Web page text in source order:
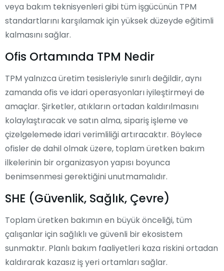
veya bakım teknisyenleri gibi tüm işgücünün TPM
standartlarını karşılamak için yüksek düzeyde eğitimli
kalmasını sağlar.
Ofis Ortamında TPM Nedir
TPM yalnızca üretim tesisleriyle sınırlı değildir, aynı
zamanda ofis ve idari operasyonları iyileştirmeyi de
amaçlar. Şirketler, atıkların ortadan kaldırılmasını
kolaylaştıracak ve satın alma, sipariş işleme ve
çizelgelemede idari verimliliği artıracaktır. Böylece
ofisler de dahil olmak üzere, toplam üretken bakım
ilkelerinin bir organizasyon yapısı boyunca
benimsenmesi gerektiğini unutmamalıdır.
SHE (Güvenlik, Sağlık, Çevre)
Toplam üretken bakımın en büyük önceliği, tüm
çalışanlar için sağlıklı ve güvenli bir ekosistem
sunmaktır. Planlı bakım faaliyetleri kaza riskini ortadan
kaldırarak kazasız iş yeri ortamları sağlar.